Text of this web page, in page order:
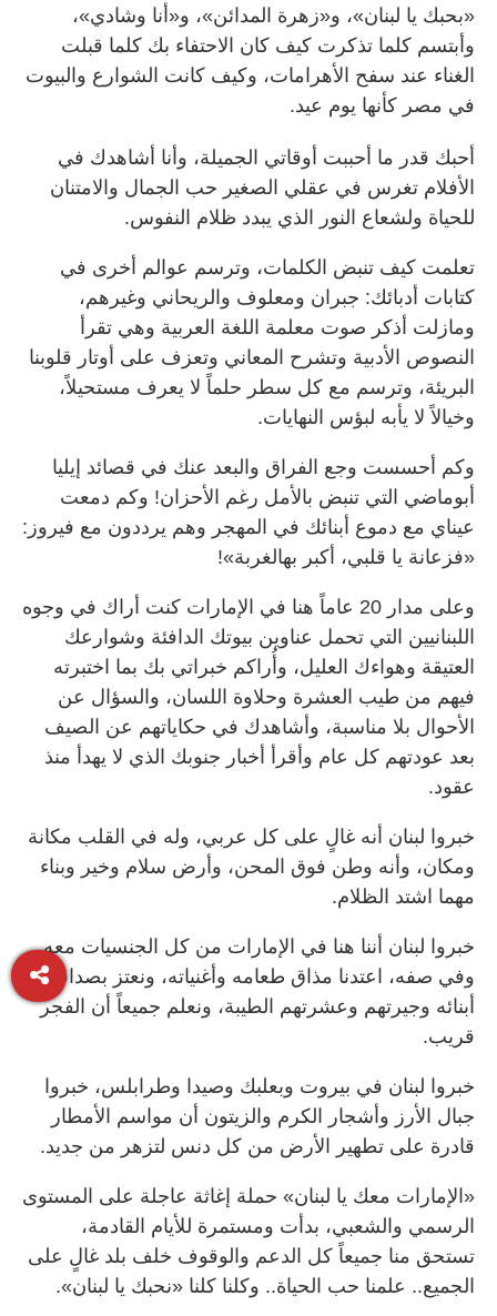
«بحبك يا لبنان»، و«زهرة المدائن»، و«أنا وشادي»،
وأبتسم كلما تذكرت كيف كان الاحتفاء بك كلما قبلت
الغناء عند سفح الأهرامات، وكيف كانت الشوارع والبيوت
في مصر كأنها يوم عيد.
أحبك قدر ما أحببت أوقاتي الجميلة، وأنا أشاهدك في
الأفلام تغرس في عقلي الصغير حب الجمال والامتنان
للحياة ولشعاع النور الذي يبدد ظلام النفوس.
تعلمت كيف تنبض الكلمات، وترسم عوالم أخرى في
كتابات أدبائك: جبران ومعلوف والريحاني وغيرهم،
ومازلت أذكر صوت معلمة اللغة العربية وهي تقرأ
النصوص الأدبية وتشرح المعاني وتعزف على أوتار قلوبنا
البريئة، وترسم مع كل سطر حلماً لا يعرف مستحيلاً،
وخيالاً لا يأبه لبؤس النهايات.
وكم أحسست وجع الفراق والبعد عنك في قصائد إيليا
أبوماضي التي تنبض بالأمل رغم الأحزان! وكم دمعت
عيناي مع دموع أبنائك في المهجر وهم يرددون مع فيروز:
«فزعانة يا قلبي، أكبر بهالغربة»!
وعلى مدار 20 عاماً هنا في الإمارات كنت أراك في وجوه
اللبنانيين التي تحمل عناوين بيوتك الدافئة وشوارعك
العتيقة وهواءك العليل، وأُراكم خبراتي بك بما اختبرته
فيهم من طيب العشرة وحلاوة اللسان، والسؤال عن
الأحوال بلا مناسبة، وأشاهدك في حكاياتهم عن الصيف
بعد عودتهم كل عام وأقرأ أخبار جنوبك الذي لا يهدأ منذ
عقود.
خبروا لبنان أنه غالٍ على كل عربي، وله في القلب مكانة
ومكان، وأنه وطن فوق المحن، وأرض سلام وخير وبناء
مهما اشتد الظلام.
خبروا لبنان أننا هنا في الإمارات من كل الجنسيات معه
وفي صفه، اعتدنا مذاق طعامه وأغنياته، ونعتز بصداقات
أبنائه وجيرتهم وعشرتهم الطيبة، ونعلم جميعاً أن الفجر
قريب.
خبروا لبنان في بيروت وبعلبك وصيدا وطرابلس، خبروا
جبال الأرز وأشجار الكرم والزيتون أن مواسم الأمطار
قادرة على تطهير الأرض من كل دنس لتزهر من جديد.
«الإمارات معك يا لبنان» حملة إغاثة عاجلة على المستوى
الرسمي والشعبي، بدأت ومستمرة للأيام القادمة،
تستحق منا جميعاً كل الدعم والوقوف خلف بلد غالٍ على
الجميع.. علمنا حب الحياة.. وكلنا كلنا «نحبك يا لبنان».